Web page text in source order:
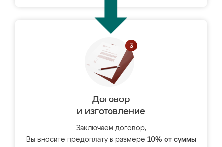
Договор
и изготовление
Заключаем договор,
Вы вносите предоплату в размере 10% от суммы